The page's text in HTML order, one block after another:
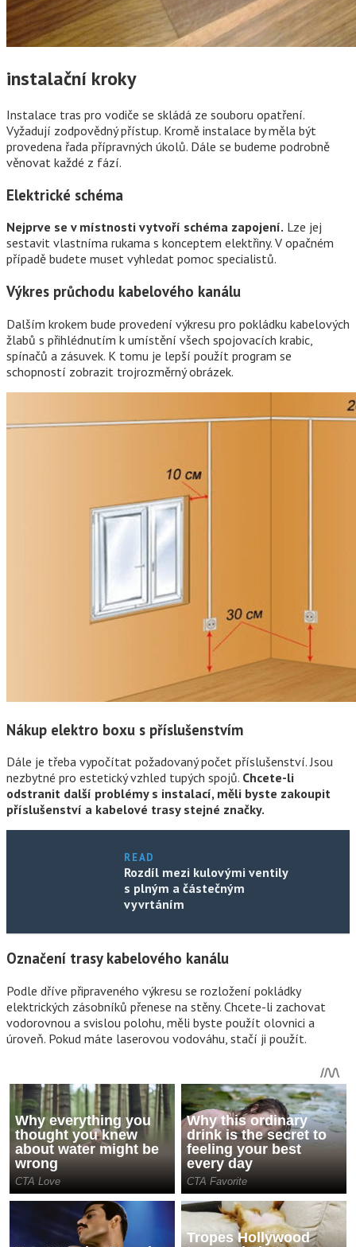
instalační kroky
Instalace tras pro vodiče se skládá ze souboru opatření.
Vyžadují zodpovědný přístup. Kromě instalace by měla být
provedena řada přípravných úkolů. Dále se budeme podrobně
věnovat každé z fází.
Elektrické schéma
Nejprve se v místnosti vytvoří schéma zapojení. Lze jej
sestavit vlastníma rukama s konceptem elektřiny. V opačném
případě budete muset vyhledat pomoc specialistů.
Výkres průchodu kabelového kanálu
Dalším krokem bude provedení výkresu pro pokládku kabelových
žlabů s přihlédnutím k umístění všech spojovacích krabic,
spínačů a zásuvek. K tomu je lepší použít program se
schopností zobrazit trojrozměrný obrázek.
Nákup elektro boxu s příslušenstvím
Dále je třeba vypočítat požadovaný počet příslušenství. Jsou
nezbytné pro estetický vzhled tupých spojů. Chcete-li
odstranit další problémy s instalací, měli byste zakoupit
příslušenství a kabelové trasy stejné značky.
READ
Rozdíl mezi kulovými ventily
s plným a částečným
vyvrtáním
Označení trasy kabelového kanálu
Podle dříve připraveného výkresu se rozložení pokládky
elektrických zásobníků přenese na stěny. Chcete-li zachovat
vodorovnou a svislou polohu, měli byste použít olovnici a
úroveň. Pokud máte laserovou vodováhu, stačí ji použít.